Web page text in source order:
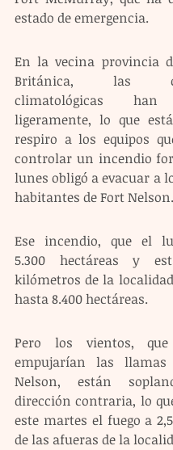
estado de emergencia.
En la vecina provincia
Británica, las
climatológicas han
ligeramente, lo que
respiro a los equipos
controlar un incendio
lunes obligó a evacuar a
habitantes de Fort Nelson.
Ese incendio, que el
5.300 hectáreas y
kilómetros de la
hasta 8.400 hectáreas.
Pero los vientos,
empujarían las
Nelson, están
dirección contraria, lo
este martes el fuego a
de las afueras de la